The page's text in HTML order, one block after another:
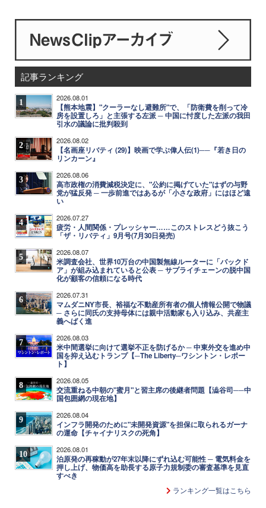
記事ランキング
1 2026.08.01
【熊本地震】"クーラーなし避難所"で、「防衛費を削って冷
房を設置しろ」と主張する左派 ─ 中国に忖度した左派の我田
引水の議論に批判殺到
2 2026.08.02
【名画座リバティ (29)】映画で学ぶ偉人伝(1)──『若き日の
リンカーン』
3 2026.08.06
高市政権の消費減税決定に、"公約に掲げていた"はずの与野
党が猛反発 ─ 一歩前進ではあるが「小さな政府」にはほど遠
い
4 2026.07.27
疲労・人間関係・プレッシャー……このストレスどう抜こう
「ザ・リバティ」9月号(7月30日発売)
5 2026.08.07
米調査会社、世界10万台の中国製無線ルーターに「バックド
ア」が組み込まれていると公表 ─ サプライチェーンの脱中国
化が顧客の信頼になる時代
6 2026.07.31
マムダニNY市長、裕福な不動産所有者の個人情報公開で物議
─ さらに同氏の支持母体には親中活動家も入り込み、共産主
義へばく進
7 2026.08.03
米中間選挙に向けて選挙不正を防げるか ─ 中東外交を進め中
国を抑え込むトランプ【─The Liberty─ワシントン・レポー
ト】
8 2026.08.05
交流重ねる中朝の"蜜月"と習主席の後継者問題【澁谷司──中
国包囲網の現在地】
9 2026.08.04
インフラ開発のために"未開発資源"を担保に取られるガーナ
の運命【チャイナリスクの死角】
10 2026.08.01
泊原発の再稼動が27年末以降にずれ込む可能性 ─ 電気料金を
押し上げ、物価高を助長する原子力規制委の審査基準を見直
すべき
ランキング一覧はこちら